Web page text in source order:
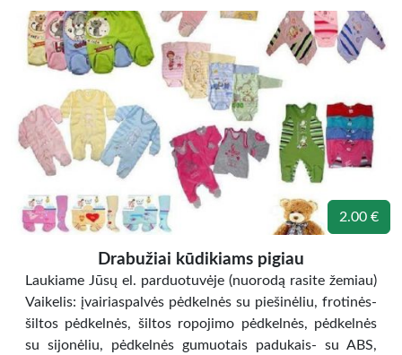
2.00 €
Drabužiai kūdikiams pigiau
Laukiame Jūsų el. parduotuvėje (nuorodą rasite žemiau)
Vaikelis: įvairiaspalvės pėdkelnės su piešinėliu, frotinės-
šiltos pėdkelnės, šiltos ropojimo pėdkelnės, pėdkelnės
su sijonėliu, pėdkelnės gumuotais padukais- su ABS,